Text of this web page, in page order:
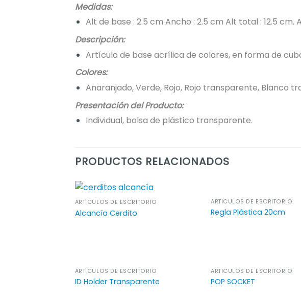
Medidas:
Alt de base : 2.5 cm Ancho : 2.5 cm Alt total : 12.5 cm.
Descripción:
Artículo de base acrílica de colores, en forma de
Colores:
Anaranjado, Verde, Rojo, Rojo transparente, Blanco
Presentación del Producto:
Individual, bolsa de plástico transparente.
PRODUCTOS RELACIONADOS
ARTÍCULOS DE ESCRITORIO
Alcancía Cerdito
ARTÍCULOS DE ESCRITORIO
Regla Plástica 20cm
ARTÍCULOS DE ESCRITORIO
ID Holder Transparente
ARTÍCULOS DE ESCRITORIO
POP SOCKET